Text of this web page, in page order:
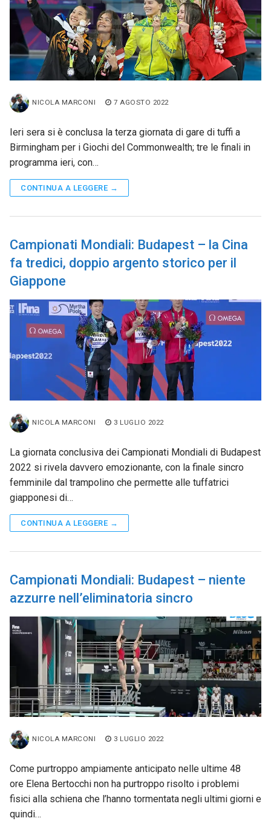
NICOLA MARCONI 7 AGOSTO 2022
Ieri sera si è conclusa la terza giornata di gare di tuffi a
Birmingham per i Giochi del Commonwealth; tre le finali in
programma ieri, con…
CONTINUA A LEGGERE →
Campionati Mondiali: Budapest – la Cina
fa tredici, doppio argento storico per il
Giappone
NICOLA MARCONI 3 LUGLIO 2022
La giornata conclusiva dei Campionati Mondiali di Budapest
2022 si rivela davvero emozionante, con la finale sincro
femminile dal trampolino che permette alle tuffatrici
giapponesi di…
CONTINUA A LEGGERE →
Campionati Mondiali: Budapest – niente
azzurre nell’eliminatoria sincro
NICOLA MARCONI 3 LUGLIO 2022
Come purtroppo ampiamente anticipato nelle ultime 48
ore Elena Bertocchi non ha purtroppo risolto i problemi
fisici alla schiena che l’hanno tormentata negli ultimi giorni e
quindi…